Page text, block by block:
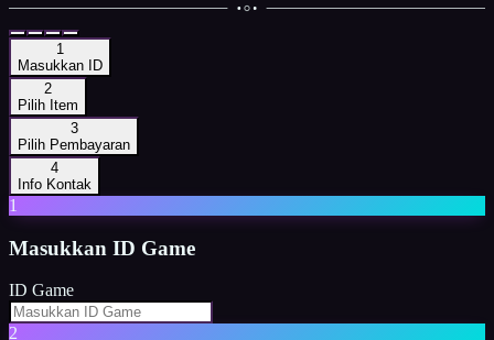
1
Masukkan ID
2
Pilih Item
3
Pilih Pembayaran
4
Info Kontak
1
Masukkan ID Game
ID Game
2